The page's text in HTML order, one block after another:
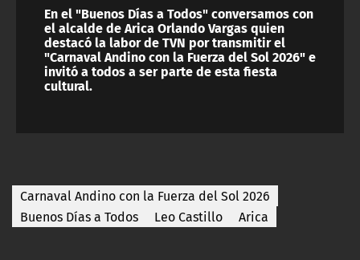
En el "Buenos Días a Todos" conversamos con
el alcalde de Arica Orlando Vargas quien
destacó la labor de TVN por transmitir el
"Carnaval Andino con la Fuerza del Sol 2026" e
invitó a todos a ser parte de esta fiesta
cultural.
Carnaval Andino con la Fuerza del Sol 2026
Buenos Días a Todos
Leo Castillo Arica